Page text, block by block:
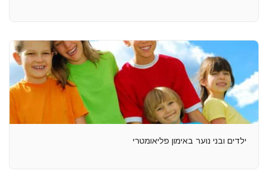
ילדים ובני נוער באימון פליאומטרי